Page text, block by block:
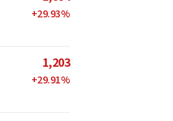
+29.93%
1,203
+29.91%